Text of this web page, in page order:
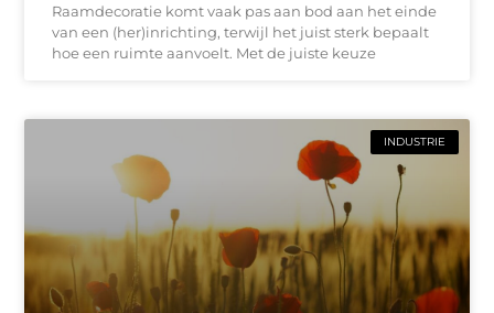
Raamdecoratie komt vaak pas aan bod aan het einde
van een (her)inrichting, terwijl het juist sterk bepaalt
hoe een ruimte aanvoelt. Met de juiste keuze
INDUSTRIE